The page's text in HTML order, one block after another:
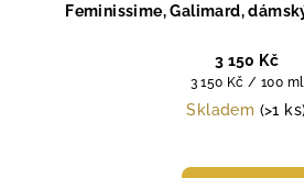
Feminissime, Galimard,
3 150 Kč
Měrná
cena:
3 150 Kč / 100 ml
Skladem (>1